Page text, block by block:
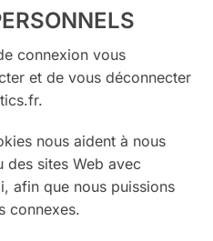
connexion vous
et de vous déconnecter
nous aident à nous
des sites Web avec
afin que nous puissions
connexes.